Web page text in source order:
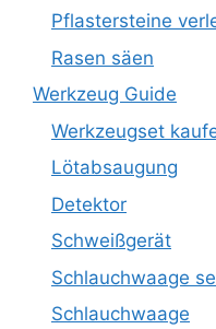
Pflastersteine
Rasen säen
Werkzeug Guide
Werkzeugset
Lötabsaugung
Detektor
Schweißgerät
Schlauchwaage
Schlauchwaage